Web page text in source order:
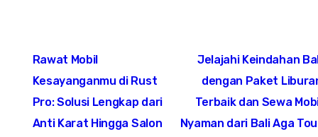
navigation
Rawat Mobil
Kesayanganmu di Rust
Pro: Solusi Lengkap dari
Anti Karat Hingga Salon
Jelajahi Keindahan
dengan Paket
Terbaik dan Sewa
Nyaman dari Bali Aga